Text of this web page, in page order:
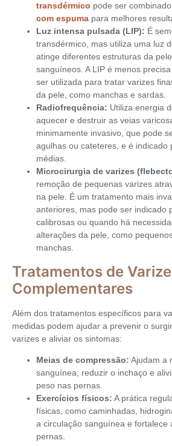
transdérmico pode ser
com espuma para melhores
Luz intensa pulsada (LIP): É
transdérmico, mas utiliza uma luz
atinge diferentes estruturas da
sanguíneos. A LIP é menos
ser utilizada para tratar varizes
da pele, como manchas e sardas.
Radiofrequência: Utiliza energia
aquecer e destruir as veias
minimamente invasivo, que pode
agulhas ou cateteres, e é indicado
médias.
Microcirurgia de varizes
remoção de pequenas varizes
na pele. É um tratamento mais
anteriores, mas pode ser indicado
calibrosas ou quando há
alterações da pele, como
manchas.
Tratamentos de
Complementares
Além dos tratamentos específicos para
medidas podem ajudar a prevenir o
varizes e aliviar os sintomas:
Meias de compressão: Ajudam a
sanguínea, reduzir o inchaço e
peso nas pernas.
Exercícios físicos: A prática
físicas, como caminhadas,
a circulação sanguínea e fortalece
pernas.